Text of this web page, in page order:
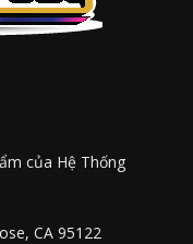
của Hệ Thống
CA 95122